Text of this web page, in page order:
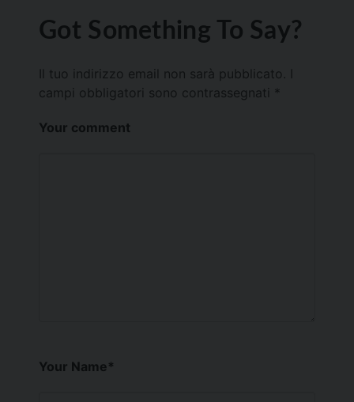
Got Something To Say?
Il tuo indirizzo email non sarà pubblicato.
campi obbligatori sono contrassegnati *
Your comment
Your Name*